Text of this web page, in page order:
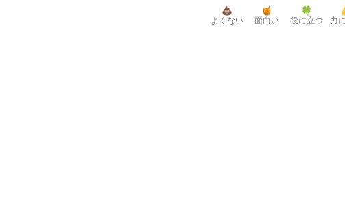
💩
よくない
🍯
面白い
🍀
役に立つ 力